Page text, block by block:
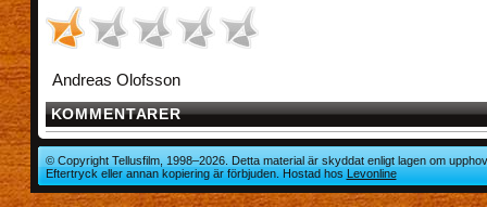
Andreas Olofsson
KOMMENTARER
© Copyright Tellusfilm, 1998–2026. Detta material är skyddat enligt lagen om
Eftertryck eller annan kopiering är förbjuden. Hostad hosLevonline